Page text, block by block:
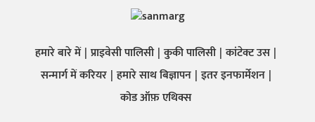
हमारे बारे में प्राइवेसी पालिसी कुकी पालिसी कांटेक्ट उस
सन्मार्ग में करियर हमारे साथ बिज्ञापन इतर इनफार्मेशन
कोड ऑफ़ एथिक्स